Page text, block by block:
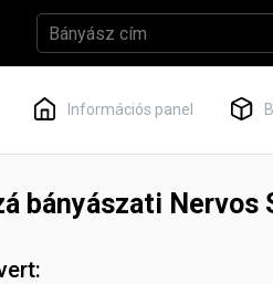
Információs panel
bányászati Nervos